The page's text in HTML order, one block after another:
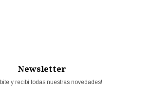
Newsletter
y recibí todas nuestras novedades!